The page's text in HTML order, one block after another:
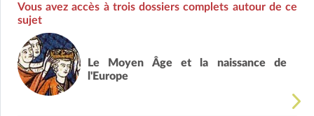
Vous avez accès à trois dossiers complets autour de ce
sujet
Le Moyen Âge et la naissance de
l'Europe